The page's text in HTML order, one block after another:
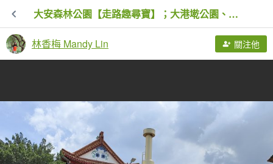
大安森林公園【走路趣尋寶】；大港墘公園、瑞陽公園【臺北健走趣】
林香梅 Mandy Lin 關注他